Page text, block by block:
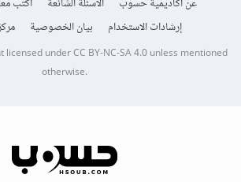
عن أكاديمية حسوب الأسئلة الشائعة اكتب
إرشادات الاستخدام
بيان الخصوصية
licensed underCC BY-NC-SA 4.0unless mentioned
otherwise.